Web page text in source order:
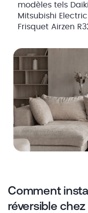
modèles tels
Mitsubishi
Frisquet Airzen
Comment
réversible chez